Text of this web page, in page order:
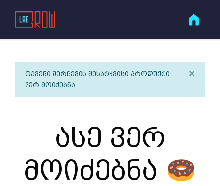
თქვენი შერჩევის შესატყვისი პროდუქტი
ვერ მოიძებნა.
×
ასე ვერ
მოიძებნა